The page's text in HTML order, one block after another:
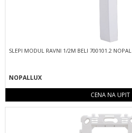
SLEPI MODUL RAVNI 1/2M BELI 700101.2 NOPAL
NOPALLUX
CENA NA UPIT